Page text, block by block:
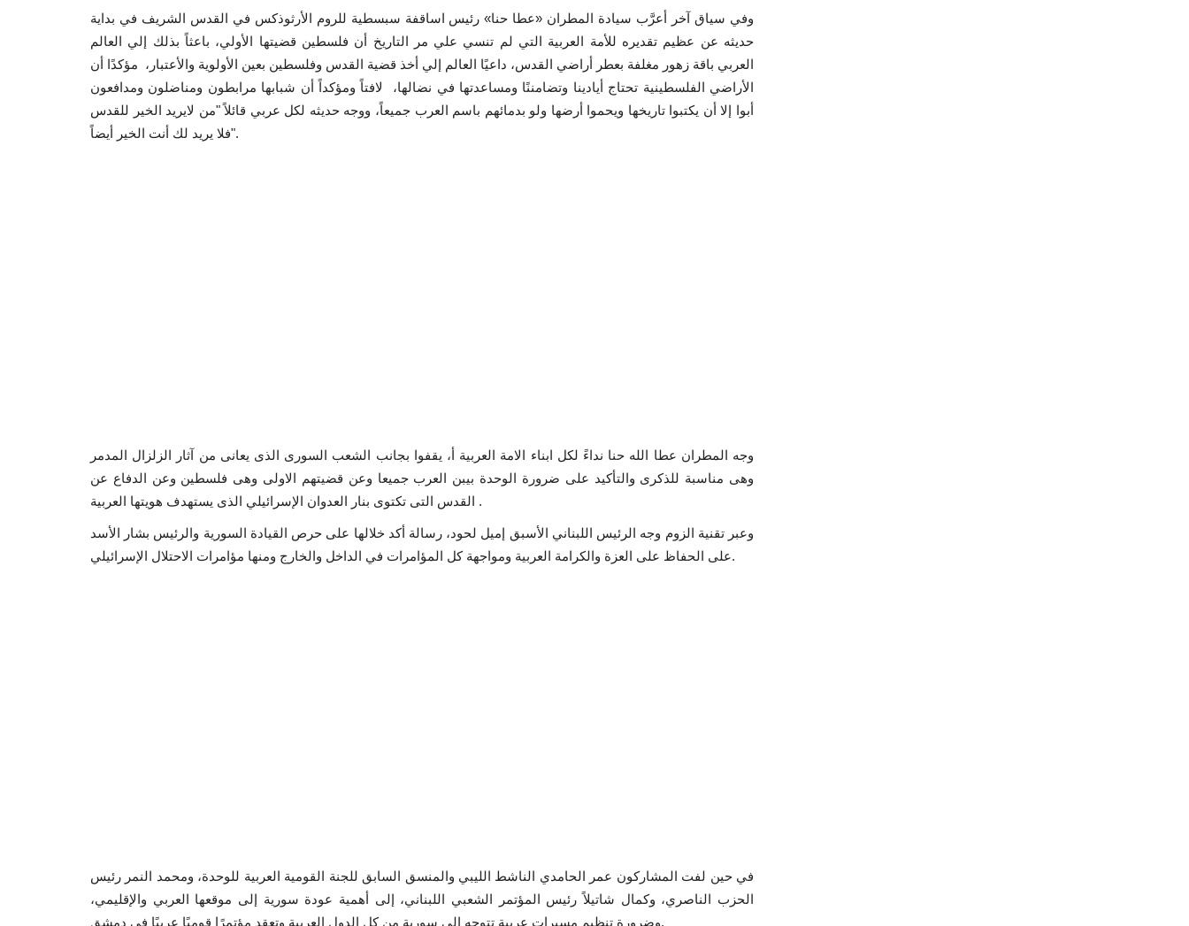
وفي سياق آخر أعرَّب سيادة المطران «عطا حنا» رئيس اساقفة سبسطية للروم الأرثوذكس في القدس الشريف في بداية
حديثه عن عظيم تقديره للأمة العربية التي لم تنسي علي مر التاريخ أن فلسطين قضيتها الأولي، باعثاً بذلك إلي العالم
العربي باقة زهور مغلفة بعطر أراضي القدس، داعيًا العالم إلي أخذ قضية القدس وفلسطين بعين الأولوية والأعتبار، مؤكدًا أن
الأراضي الفلسطينية تحتاج أيادينا وتضامننًا ومساعدتها في نضالها، لافتاً ومؤكداً أن شبابها مرابطون ومناضلون ومدافعون
أبوا إلا أن يكتبوا تاريخها ويحموا أرضها ولو بدمائهم باسم العرب جميعاً، ووجه حديثه لكل عربي قائلاً "من لايريد الخير للقدس
فلا يريد لك أنت الخير أيضاً".
وجه المطران عطا الله حنا نداءً لكل ابناء الامة العربية أ، يقفوا بجانب الشعب السورى الذى يعانى من آثار الزلزال المدمر
وهى مناسبة للذكرى والتأكيد على ضرورة الوحدة بيبن العرب جميعا وعن قضيتهم الاولى وهى فلسطين وعن الدفاع عن
القدس التى تكتوى بنار العدوان الإسرائيلي الذى يستهدف هويتها العربية .
وعبر تقنية الزوم وجه الرئيس اللبناني الأسبق إميل لحود، رسالة أكد خلالها على حرص القيادة السورية والرئيس بشار الأسد
على الحفاظ على العزة والكرامة العربية ومواجهة كل المؤامرات في الداخل والخارج ومنها مؤامرات الاحتلال الإسرائيلي.
في حين لفت المشاركون عمر الحامدي الناشط الليبي والمنسق السابق للجنة القومية العربية للوحدة، ومحمد النمر رئيس
الحزب الناصري، وكمال شاتيلاً رئيس المؤتمر الشعبي اللبناني، إلى أهمية عودة سورية إلى موقعها العربي والإقليمي،
وضرورة تنظيم مسيرات عربية تتوجه إلى سورية من كل الدول العربية وتعقد مؤتمرًا قوميًا عربيًا في دمشق.